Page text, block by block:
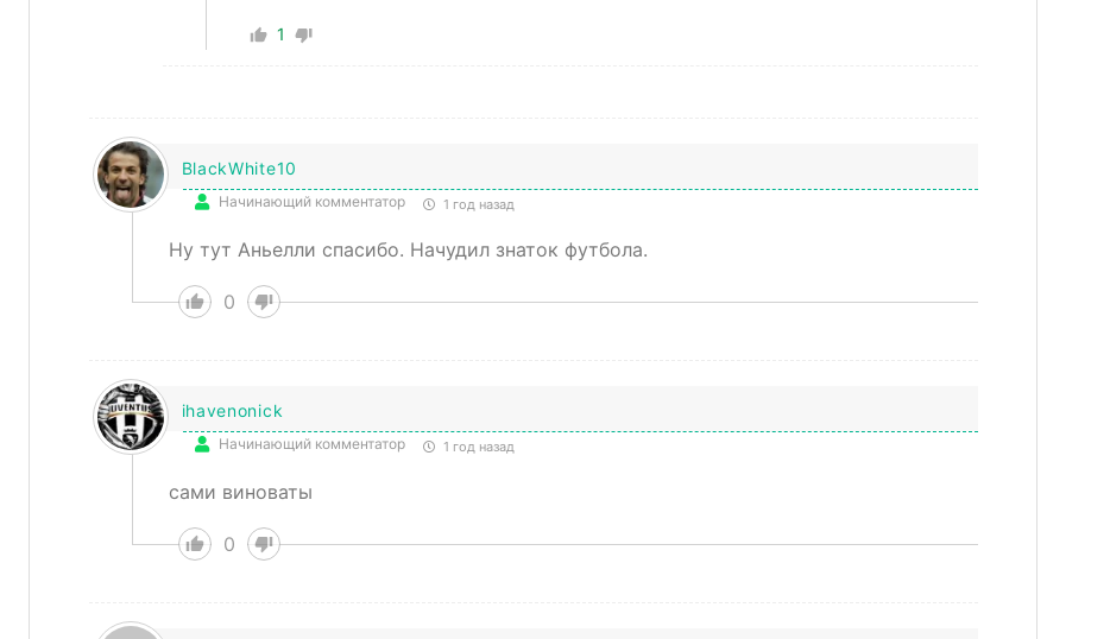
1
BlackWhite10
Начинающий комментатор 1 год назад
Ну тут Аньелли спасибо. Начудил знаток футбола.
0
ihavenonick
Начинающий комментатор 1 год назад
сами виноваты
0